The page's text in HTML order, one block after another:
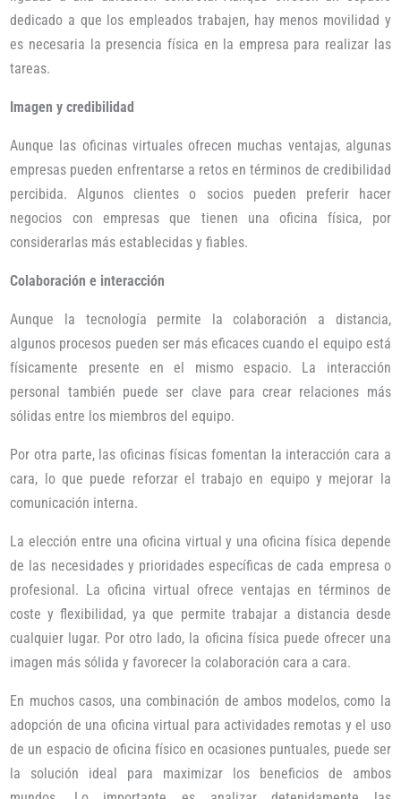
dedicado a que los empleados trabajen, hay menos movilidad y
es necesaria la presencia física en la empresa para realizar las
tareas.
Imagen y credibilidad
Aunque las oficinas virtuales ofrecen muchas ventajas, algunas
empresas pueden enfrentarse a retos en términos de credibilidad
percibida. Algunos clientes o socios pueden preferir hacer
negocios con empresas que tienen una oficina física, por
considerarlas más establecidas y fiables.
Colaboración e interacción
Aunque la tecnología permite la colaboración a distancia,
algunos procesos pueden ser más eficaces cuando el equipo está
físicamente presente en el mismo espacio. La interacción
personal también puede ser clave para crear relaciones más
sólidas entre los miembros del equipo.
Por otra parte, las oficinas físicas fomentan la interacción cara a
cara, lo que puede reforzar el trabajo en equipo y mejorar la
comunicación interna.
La elección entre una oficina virtual y una oficina física depende
de las necesidades y prioridades específicas de cada empresa o
profesional. La oficina virtual ofrece ventajas en términos de
coste y flexibilidad, ya que permite trabajar a distancia desde
cualquier lugar. Por otro lado, la oficina física puede ofrecer una
imagen más sólida y favorecer la colaboración cara a cara.
En muchos casos, una combinación de ambos modelos, como la
adopción de una oficina virtual para actividades remotas y el uso
de un espacio de oficina físico en ocasiones puntuales, puede ser
la solución ideal para maximizar los beneficios de ambos